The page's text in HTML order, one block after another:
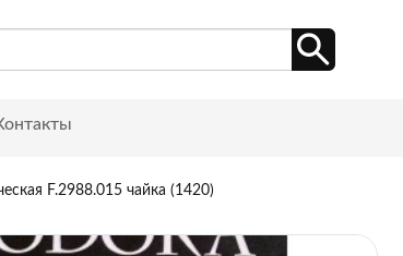
F.2988.015 чайка (1420)